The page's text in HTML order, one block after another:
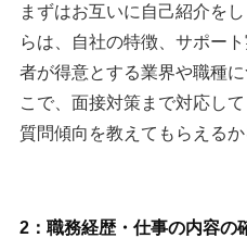
まずはお互いに自己紹介を
らは、自社の特徴、サポー
者が得意とする業界や職種
こで、面接対策まで対応し
質問傾向を教えてもらえるか
2：職務経歴・仕事の内容の